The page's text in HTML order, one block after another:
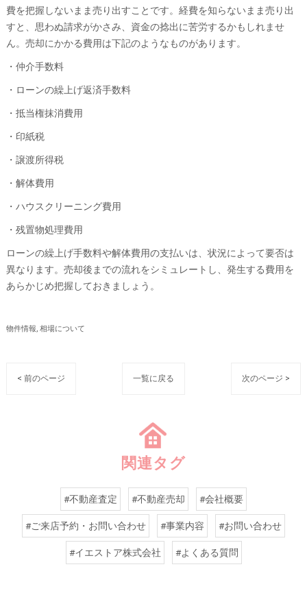
費を把握しないまま売り出すことです。経費を知らないまま売り出
すと、思わぬ請求がかさみ、資金の捻出に苦労するかもしれませ
ん。売却にかかる費用は下記のようなものがあります。
・仲介手数料
・ローンの繰上げ返済手数料
・抵当権抹消費用
・印紙税
・譲渡所得税
・解体費用
・ハウスクリーニング費用
・残置物処理費用
ローンの繰上げ手数料や解体費用の支払いは、状況によって要否は
異なります。売却後までの流れをシミュレートし、発生する費用を
あらかじめ把握しておきましょう。
物件情報 相場について
< 前のページ 一覧に戻る 次のページ >
関連タグ
#不動産査定 #不動産売却 #会社概要
#ご来店予約・お問い合わせ #事業内容 #お問い合わせ
#イエストア株式会社 #よくある質問